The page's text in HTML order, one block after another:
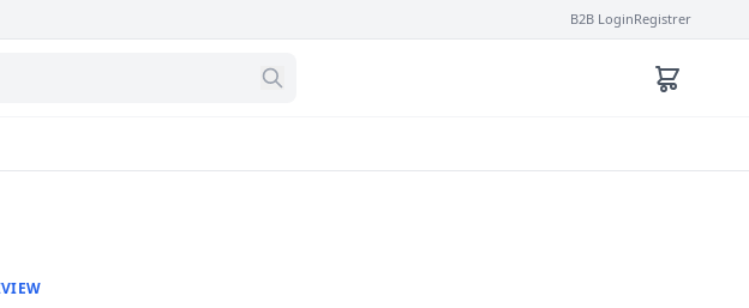
B2B LoginRegistrer